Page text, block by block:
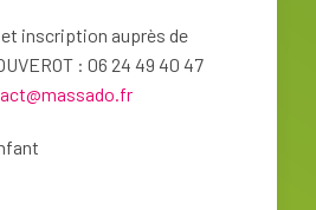
inscription auprès de
: 06 24 49 40 47